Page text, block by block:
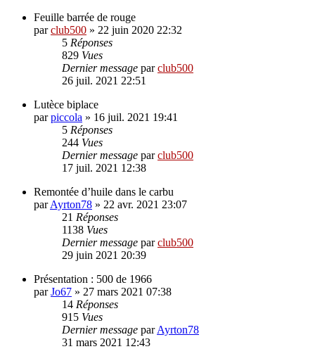
Feuille barrée de rouge
parclub500 » 22 juin 2020 22:32
5 Réponses
829 Vues
Dernier message parclub500
26 juil. 2021 22:51
Lutèce biplace
parpiccola » 16 juil. 2021 19:41
5 Réponses
244 Vues
Dernier message parclub500
17 juil. 2021 12:38
Remontée d’huile dans le carbu
parAyrton78 » 22 avr. 2021 23:07
21 Réponses
1138 Vues
Dernier message parclub500
29 juin 2021 20:39
Présentation : 500 de 1966
parJo67 » 27 mars 2021 07:38
14 Réponses
915 Vues
Dernier message parAyrton78
31 mars 2021 12:43